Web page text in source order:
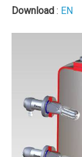
Download : EN